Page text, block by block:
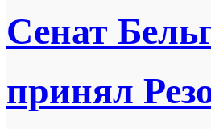
Сенат
принял